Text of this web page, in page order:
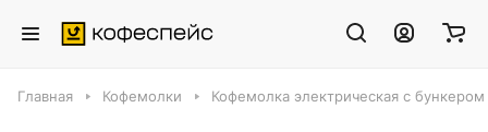
Главная Кофемолки Кофемолка электрическая с